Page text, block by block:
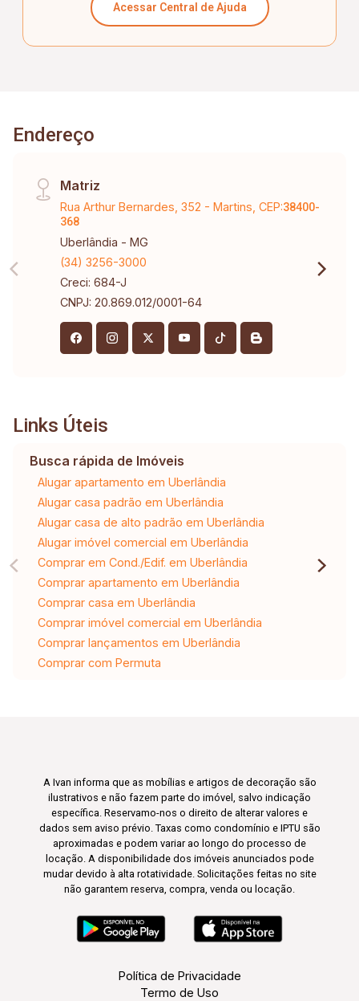
Acessar Central de Ajuda
Endereço
Matriz
Rua Arthur Bernardes, 352 - Martins, CEP:38400-
368
Uberlândia - MG
(34) 3256-3000
Creci: 684-J
CNPJ: 20.869.012/0001-64
Links Úteis
Busca rápida de Imóveis
Alugar apartamento em Uberlândia
Alugar casa padrão em Uberlândia
Alugar casa de alto padrão em Uberlândia
Alugar imóvel comercial em Uberlândia
Comprar em Cond./Edif. em Uberlândia
Comprar apartamento em Uberlândia
Comprar casa em Uberlândia
Comprar imóvel comercial em Uberlândia
Comprar lançamentos em Uberlândia
Comprar com Permuta
A Ivan informa que as mobílias e artigos de decoração são
ilustrativos e não fazem parte do imóvel, salvo indicação
específica. Reservamo-nos o direito de alterar valores e
dados sem aviso prévio. Taxas como condomínio e IPTU são
aproximadas e podem variar ao longo do processo de
locação. A disponibilidade dos imóveis anunciados pode
mudar devido à alta rotatividade. Solicitações feitas no site
não garantem reserva, compra, venda ou locação.
Política de Privacidade
Termo de Uso